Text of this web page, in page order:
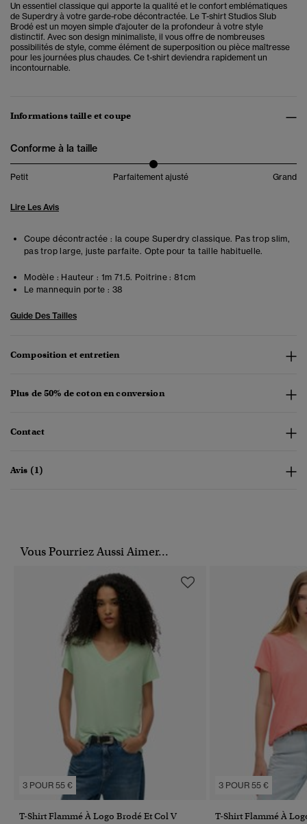
Un essentiel classique qui apporte la qualité et le confort emblématiques
de Superdry à votre garde-robe décontractée. Le T-shirt Studios Slub
Brodé est un moyen simple d'ajouter de la profondeur à votre style
distinctif. Avec son design minimaliste, il vous offre de nombreuses
possibilités de style, comme élément de superposition ou pièce maîtresse
pour les journées plus chaudes. Ce t-shirt deviendra rapidement un
incontournable.
Informations taille et coupe
Conforme à la taille
Petit Parfaitement ajusté Grand
Lire Les Avis
Coupe décontractée : la coupe Superdry classique. Pas trop slim,
pas trop large, juste parfaite. Opte pour ta taille habituelle.
Modèle : Hauteur : 1m 71.5. Poitrine : 81cm
Le mannequin porte : 38
Guide Des Tailles
Composition et entretien
Plus de 50% de coton en conversion
Contact
Avis (1)
Vous Pourriez Aussi Aimer...
3 POUR 55 €
T-Shirt Flammé À Logo Brodé Et Col V
3 POUR 55 €
T-Shirt Flammé À